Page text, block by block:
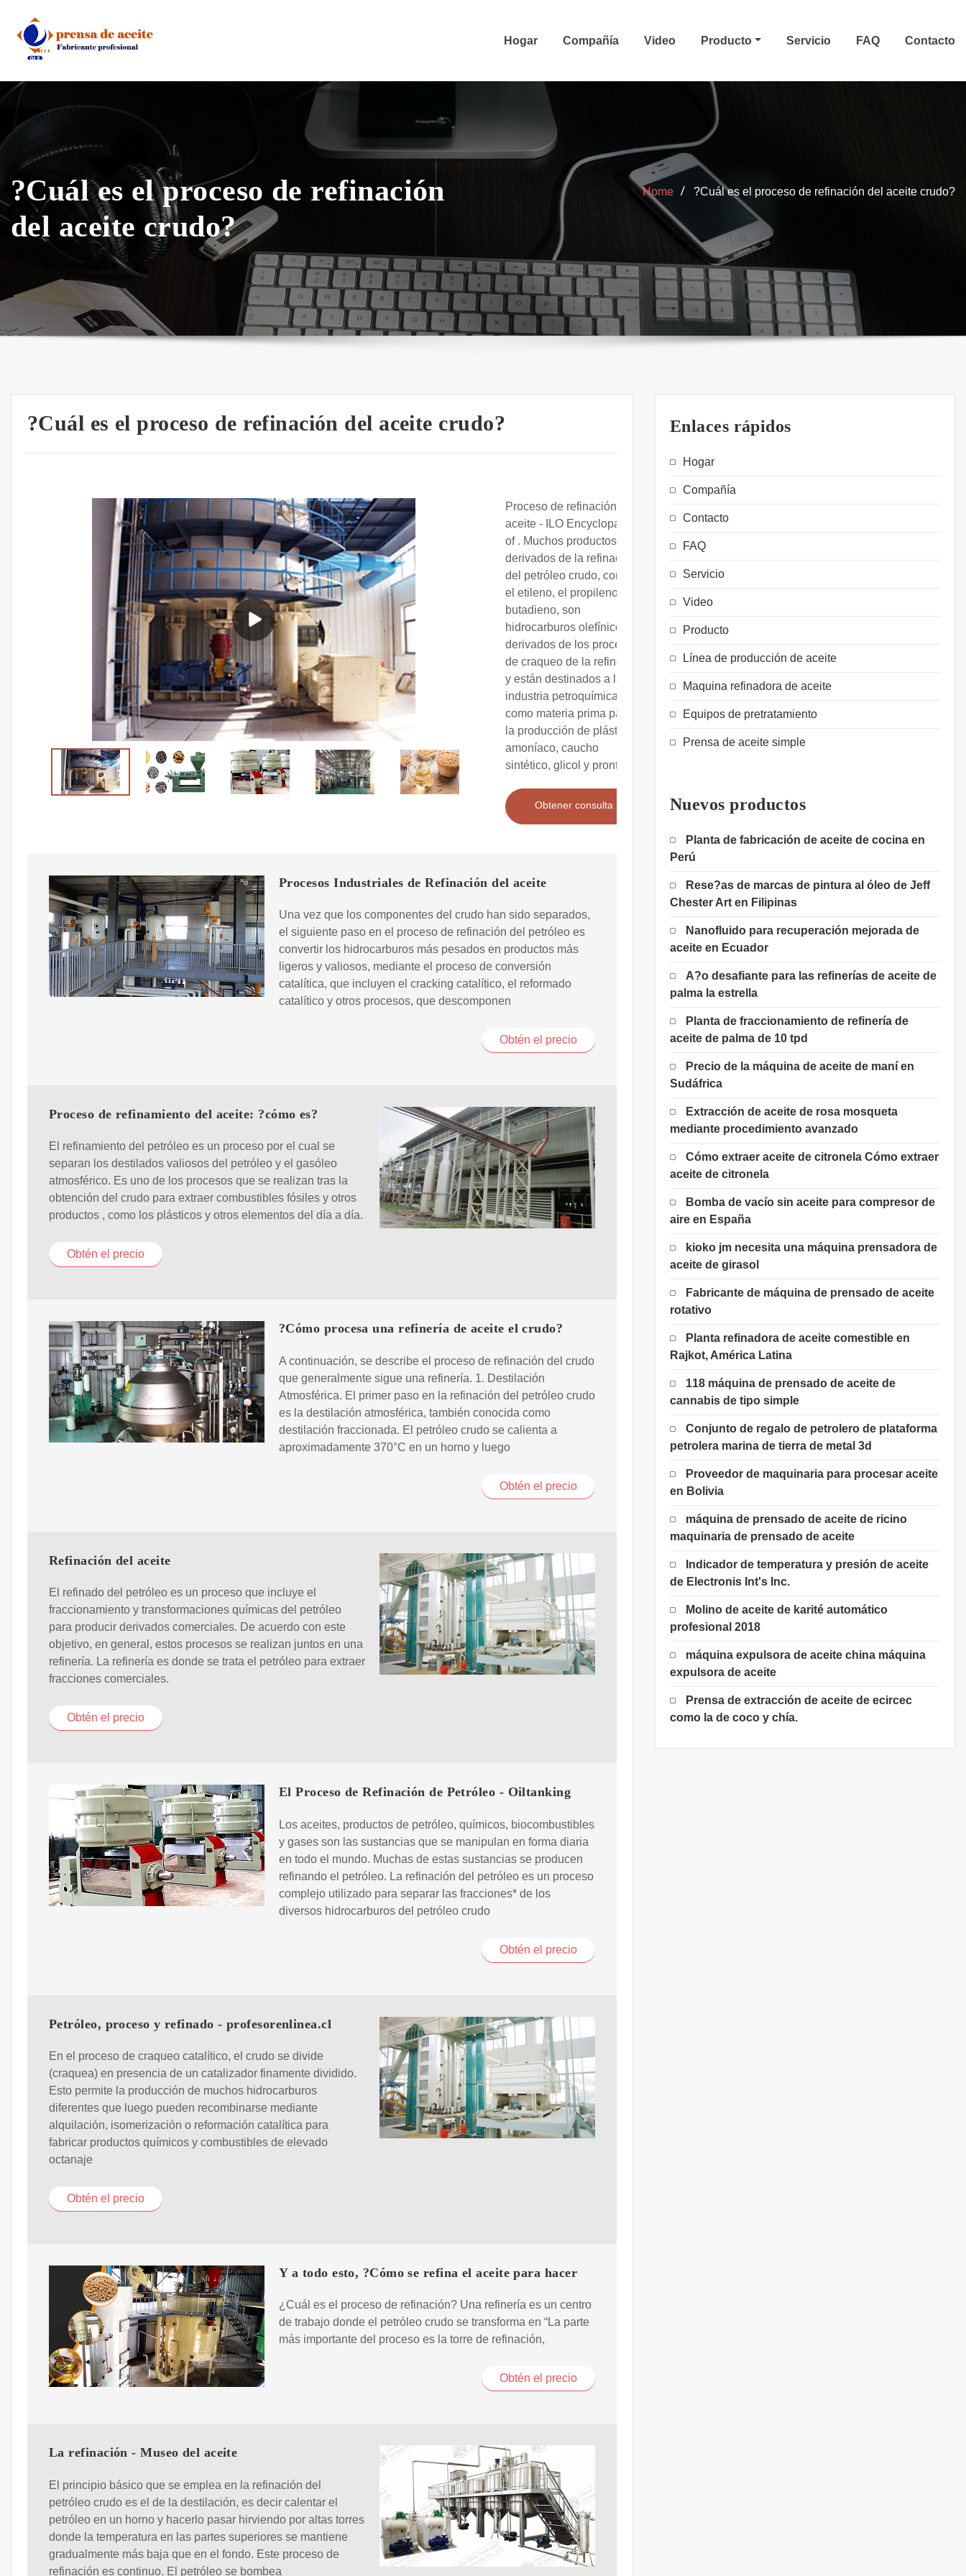
content
Hogar Compañía Video Producto Servicio FAQ Contacto
?Cuál es el proceso de refinación
del aceite crudo?
Home ?Cuál es el proceso de refinación del aceite crudo?
?Cuál es el proceso de refinación del aceite crudo?
Proceso de refinación de
aceite - ILO Encyclopaedia
of . Muchos productos
derivados de la refinación
del petróleo crudo, como
el etileno, el propileno y el
butadieno, son
hidrocarburos olefínicos
derivados de los procesos
de craqueo de la refinería
y están destinados a la
industria petroquímica
como materia prima para
la producción de plásticos,
amoníaco, caucho
sintético, glicol y pronto.
Obtener consulta
Procesos Industriales de Refinación del aceite
Una vez que los componentes del crudo han sido separados,
el siguiente paso en el proceso de refinación del petróleo es
convertir los hidrocarburos más pesados en productos más
ligeros y valiosos, mediante el proceso de conversión
catalítica, que incluyen el cracking catalítico, el reformado
catalítico y otros procesos, que descomponen
Obtén el precio
Proceso de refinamiento del aceite: ?cómo es?
El refinamiento del petróleo es un proceso por el cual se
separan los destilados valiosos del petróleo y el gasóleo
atmosférico. Es uno de los procesos que se realizan tras la
obtención del crudo para extraer combustibles fósiles y otros
productos , como los plásticos y otros elementos del día a día.
Obtén el precio
?Cómo procesa una refinería de aceite el crudo?
A continuación, se describe el proceso de refinación del crudo
que generalmente sigue una refinería. 1. Destilación
Atmosférica. El primer paso en la refinación del petróleo crudo
es la destilación atmosférica, también conocida como
destilación fraccionada. El petróleo crudo se calienta a
aproximadamente 370°C en un horno y luego
Obtén el precio
Refinación del aceite
El refinado del petróleo es un proceso que incluye el
fraccionamiento y transformaciones químicas del petróleo
para producir derivados comerciales. De acuerdo con este
objetivo, en general, estos procesos se realizan juntos en una
refinería. La refinería es donde se trata el petróleo para extraer
fracciones comerciales.
Obtén el precio
El Proceso de Refinación de Petróleo - Oiltanking
Los aceites, productos de petróleo, químicos, biocombustibles
y gases son las sustancias que se manipulan en forma diaria
en todo el mundo. Muchas de estas sustancias se producen
refinando el petróleo. La refinación del petróleo es un proceso
complejo utilizado para separar las fracciones* de los
diversos hidrocarburos del petróleo crudo
Obtén el precio
Petróleo, proceso y refinado - profesorenlinea.cl
En el proceso de craqueo catalítico, el crudo se divide
(craquea) en presencia de un catalizador finamente dividido.
Esto permite la producción de muchos hidrocarburos
diferentes que luego pueden recombinarse mediante
alquilación, isomerización o reformación catalítica para
fabricar productos químicos y combustibles de elevado
octanaje
Obtén el precio
Y a todo esto, ?Cómo se refina el aceite para hacer
¿Cuál es el proceso de refinación? Una refinería es un centro
de trabajo donde el petróleo crudo se transforma en “La parte
más importante del proceso es la torre de refinación,
Obtén el precio
La refinación - Museo del aceite
El principio básico que se emplea en la refinación del
petróleo crudo es el de la destilación, es decir calentar el
petróleo en un horno y hacerlo pasar hirviendo por altas torres
donde la temperatura en las partes superiores se mantiene
gradualmente más baja que en el fondo. Este proceso de
refinación es continuo. El petróleo se bombea
Enlaces rápidos
Hogar
Compañía
Contacto
FAQ
Servicio
Video
Producto
Línea de producción de aceite
Maquina refinadora de aceite
Equipos de pretratamiento
Prensa de aceite simple
Nuevos productos
Planta de fabricación de aceite de cocina en
Perú
Rese?as de marcas de pintura al óleo de Jeff
Chester Art en Filipinas
Nanofluido para recuperación mejorada de
aceite en Ecuador
A?o desafiante para las refinerías de aceite de
palma la estrella
Planta de fraccionamiento de refinería de
aceite de palma de 10 tpd
Precio de la máquina de aceite de maní en
Sudáfrica
Extracción de aceite de rosa mosqueta
mediante procedimiento avanzado
Cómo extraer aceite de citronela Cómo extraer
aceite de citronela
Bomba de vacío sin aceite para compresor de
aire en España
kioko jm necesita una máquina prensadora de
aceite de girasol
Fabricante de máquina de prensado de aceite
rotativo
Planta refinadora de aceite comestible en
Rajkot, América Latina
118 máquina de prensado de aceite de
cannabis de tipo simple
Conjunto de regalo de petrolero de plataforma
petrolera marina de tierra de metal 3d
Proveedor de maquinaria para procesar aceite
en Bolivia
máquina de prensado de aceite de ricino
maquinaria de prensado de aceite
Indicador de temperatura y presión de aceite
de Electronis Int's Inc.
Molino de aceite de karité automático
profesional 2018
máquina expulsora de aceite china máquina
expulsora de aceite
Prensa de extracción de aceite de ecircec
como la de coco y chía.